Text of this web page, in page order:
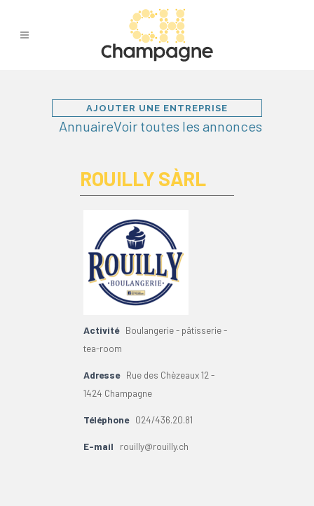
AnnuaireVoir toutes les annonces
AJOUTER UNE ENTREPRISE
ROUILLY SÀRL
Activité Boulangerie - pâtisserie -
tea-room
Adresse Rue des Chèzeaux 12 -
1424 Champagne
Téléphone 024/436.20.81
E-mail rouilly@rouilly.ch